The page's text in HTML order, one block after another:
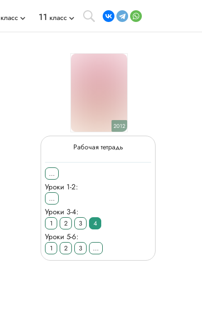
класс 11 класс
2012
Рабочая тетрадь
...
Уроки 1-2:
...
Уроки 3-4:
1 2 3 4
Уроки 5-6:
1 2 3 ...